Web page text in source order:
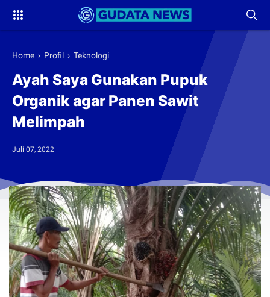
Home › Profil › Teknologi
Ayah Saya Gunakan Pupuk
Organik agar Panen Sawit
Melimpah
Juli 07, 2022